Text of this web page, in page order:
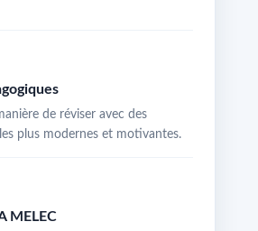
de réviser avec des
plus modernes et motivantes.
MELEC